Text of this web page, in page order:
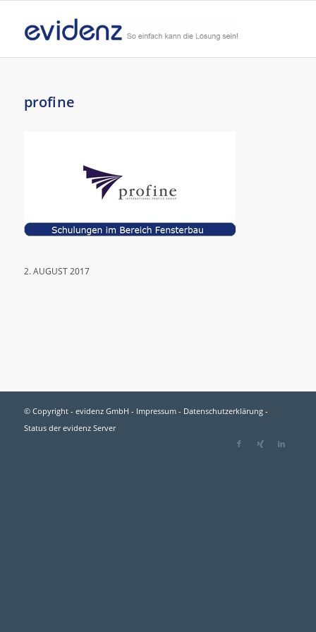
profine
2. AUGUST 2017
© Copyright - evidenz GmbH - Impressum- Datenschutzerklärung-
Status der evidenz Server